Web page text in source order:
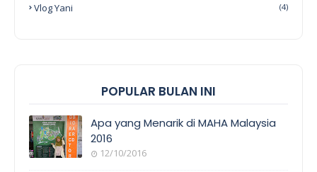
Vlog Yani (4)
POPULAR BULAN INI
Apa yang Menarik di MAHA Malaysia
2016
12/10/2016